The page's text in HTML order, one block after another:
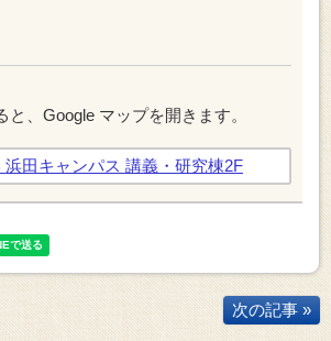
と、Google マップを開きます。
次の記事 »